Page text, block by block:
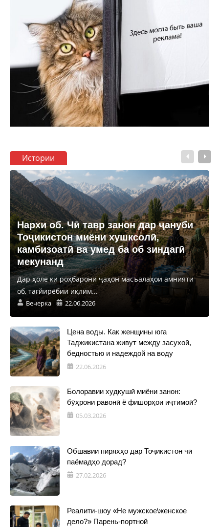
Истории
Нархи об. Чӣ тавр занон дар ҷануби
Тоҷикистон миёни хушксолӣ,
камбизоатӣ ва умед ба об зиндагӣ
мекунанд
Дар ҳоле ки роҳбарони ҷаҳон масъалаҳои амнияти
об, тағйирёбии иқлим...
Вечерка 22.06.2026
Цена воды. Как женщины юга
Таджикистана живут между засухой,
бедностью и надеждой на воду
22.06.2026
Болоравии худкушӣ миёни занон:
бӯҳрони равонӣ ё фишорҳои иҷтимоӣ?
05.03.2026
Обшавии пиряхҳо дар Тоҷикистон чӣ
паёмадҳо дорад?
27.02.2026
Реалити-шоу «Не мужское\женское
дело?» Парень-портной